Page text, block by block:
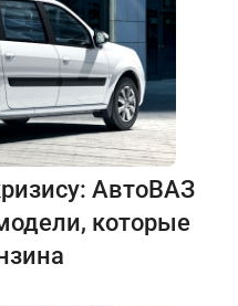
АвтоВАЗ
которые